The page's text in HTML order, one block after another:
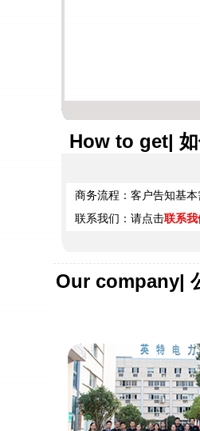
How to get|
商务流程：客户告知基
联系我们：请点击联系我
Our company|